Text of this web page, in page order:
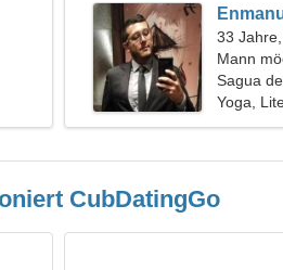
33
Mann
Sagua
Yoga,
CubDatingGo